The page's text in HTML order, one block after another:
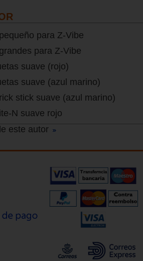
para Z-Vibe
para Z-Vibe
suave (rojo)
suave (azul marino)
stick suave (azul marino)
N suave rojo
este autor